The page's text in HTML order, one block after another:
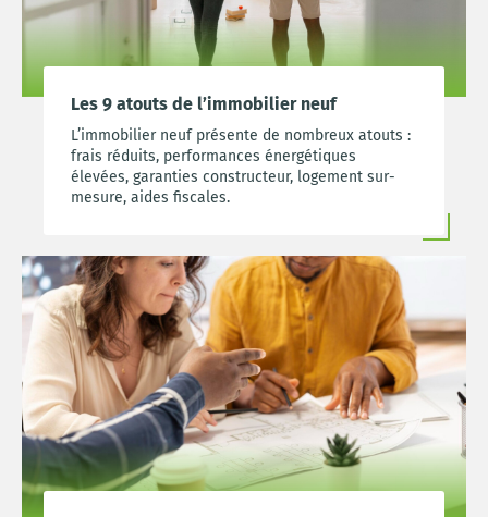
Les 9 atouts de l’immobilier neuf
L’immobilier neuf présente de nombreux atouts :
frais réduits, performances énergétiques
élevées, garanties constructeur, logement sur-
mesure, aides fiscales.